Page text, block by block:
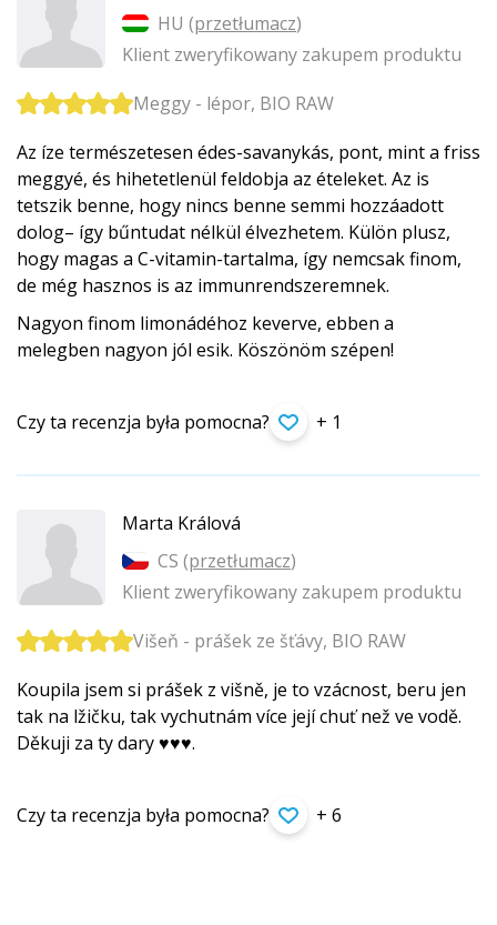
HU (przetłumacz)
Klient zweryfikowany zakupem produktu
Meggy - lépor, BIO RAW
Az íze természetesen édes-savanykás, pont, mint a friss
meggyé, és hihetetlenül feldobja az ételeket. Az is
tetszik benne, hogy nincs benne semmi hozzáadott
dolog– így bűntudat nélkül élvezhetem. Külön plusz,
hogy magas a C-vitamin-tartalma, így nemcsak finom,
de még hasznos is az immunrendszeremnek.
Nagyon finom limonádéhoz keverve, ebben a
melegben nagyon jól esik. Köszönöm szépen!
Czy ta recenzja była pomocna? + 1
Marta Králová
CS (przetłumacz)
Klient zweryfikowany zakupem produktu
Višeň - prášek ze šťávy, BIO RAW
Koupila jsem si prášek z višně, je to vzácnost, beru jen
tak na lžičku, tak vychutnám více její chuť než ve vodě.
Děkuji za ty dary ♥♥♥.
Czy ta recenzja była pomocna? + 6